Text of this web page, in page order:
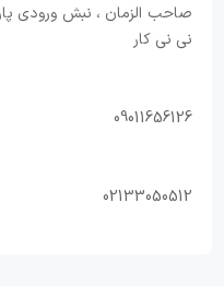
نی نی کار
09011656126
02133050512